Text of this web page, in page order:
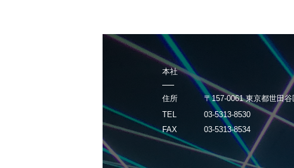
本社
住所
〒157-0061 東京都世田
TEL
03-5313-8530
FAX
03-5313-8534